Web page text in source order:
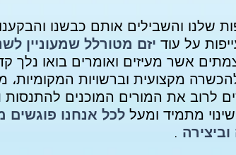
שלנו והשבילים אותם כבשנו והבקענו
על עוד יזם מטורלל שמעוניין
אשר מעיזים ואומרים בואו נלך
מקצועית וברשויות המקומיות،
לרוב את המורים המוכנים להתנסות
מתמיד ומעל לכל אנחנו פוגשים
.